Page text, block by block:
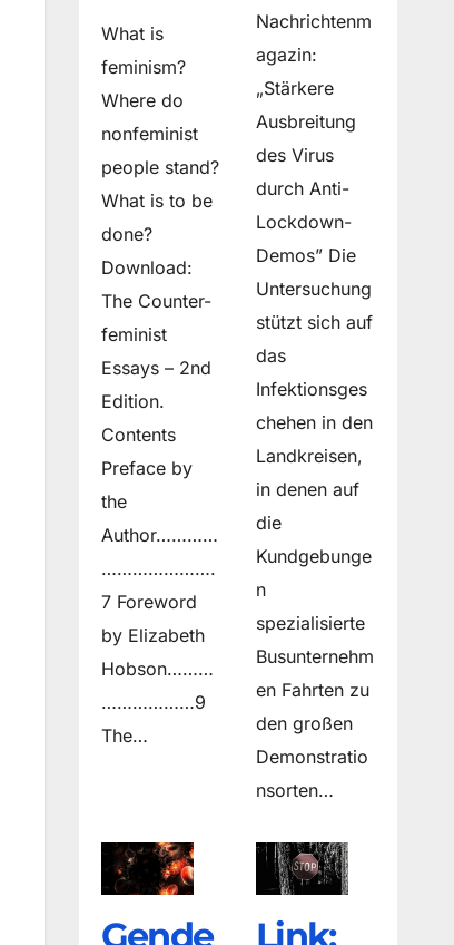
What is
feminism?
Where do
non­feminist
people stand?
What is to be
done?
Download:
The Counter-
feminist
Essays – 2nd
Edition.
Contents
Preface by
the
Author…………
………………….
7 Foreword
by Elizabeth
Hobson………
………………9
The…
Nachrichtenm
agazin:
„Stärkere
Ausbreitung
des Virus
durch Anti-
Lockdown-
Demos” Die
Untersuchung
stützt sich auf
das
Infektionsges
chehen in den
Landkreisen,
in denen auf
die
Kundgebunge
n
spezialisierte
Busunternehm
en Fahrten zu
den großen
Demonstratio
nsorten…
Gende Link: